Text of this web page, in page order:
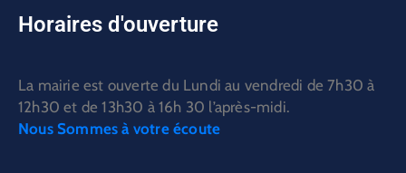
Horaires d'ouverture
La mairie est ouverte du Lundi au vendredi de 7h30 à
12h30 et de 13h30 à 16h 30 l’après-midi.
Nous Sommes à votre écoute